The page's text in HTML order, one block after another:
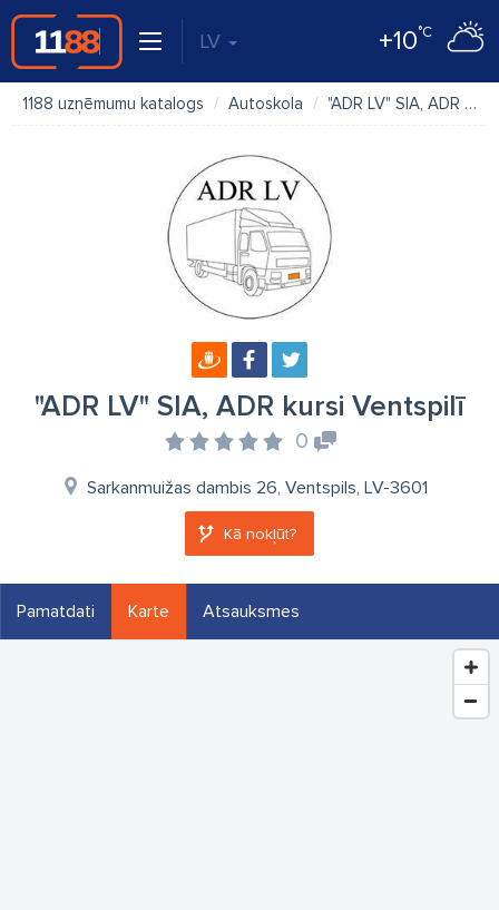
LV +10°C
1188 uzņēmumu katalogs Autoskola "ADR LV" SIA, ADR kursi Ventspilī
"ADR LV" SIA, ADR kursi Ventspilī
0
Sarkanmuižas dambis 26, Ventspils, LV-3601
Kā nokļūt?
Pamatdati Karte Atsauksmes